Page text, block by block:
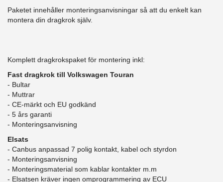
Paketet innehåller monteringsanvisningar så att du enkelt kan
montera din dragkrok själv.
Komplett dragkrokspaket för montering inkl:
Fast dragkrok till Volkswagen Touran
- Bultar
- Muttrar
- CE-märkt och EU godkänd
​- 5 års garanti
- Monteringsanvisning
Elsats
- Canbus anpassad 7 polig kontakt, kabel och styrdon
- Monteringsanvisning
- Monteringsmaterial som kablar kontakter m.m
- Elsatsen kräver ingen omprogrammering av ECU